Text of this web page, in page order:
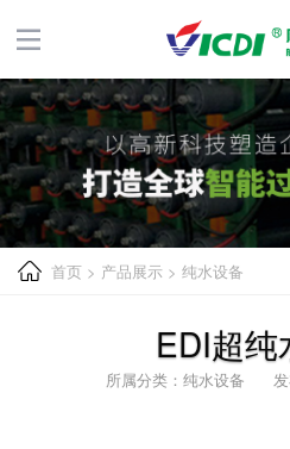
首页 > 产品展示 > 纯水设备
EDI超纯
所属分类：纯水设备 发